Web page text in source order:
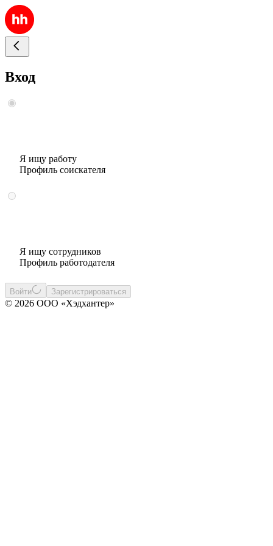
Вход
Я ищу работу
Профиль соискателя
Я ищу сотрудников
Профиль работодателя
Войти Зарегистрироваться
© 2026 ООО «Хэдхантер»